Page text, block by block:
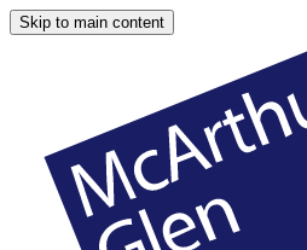
Skip to main content